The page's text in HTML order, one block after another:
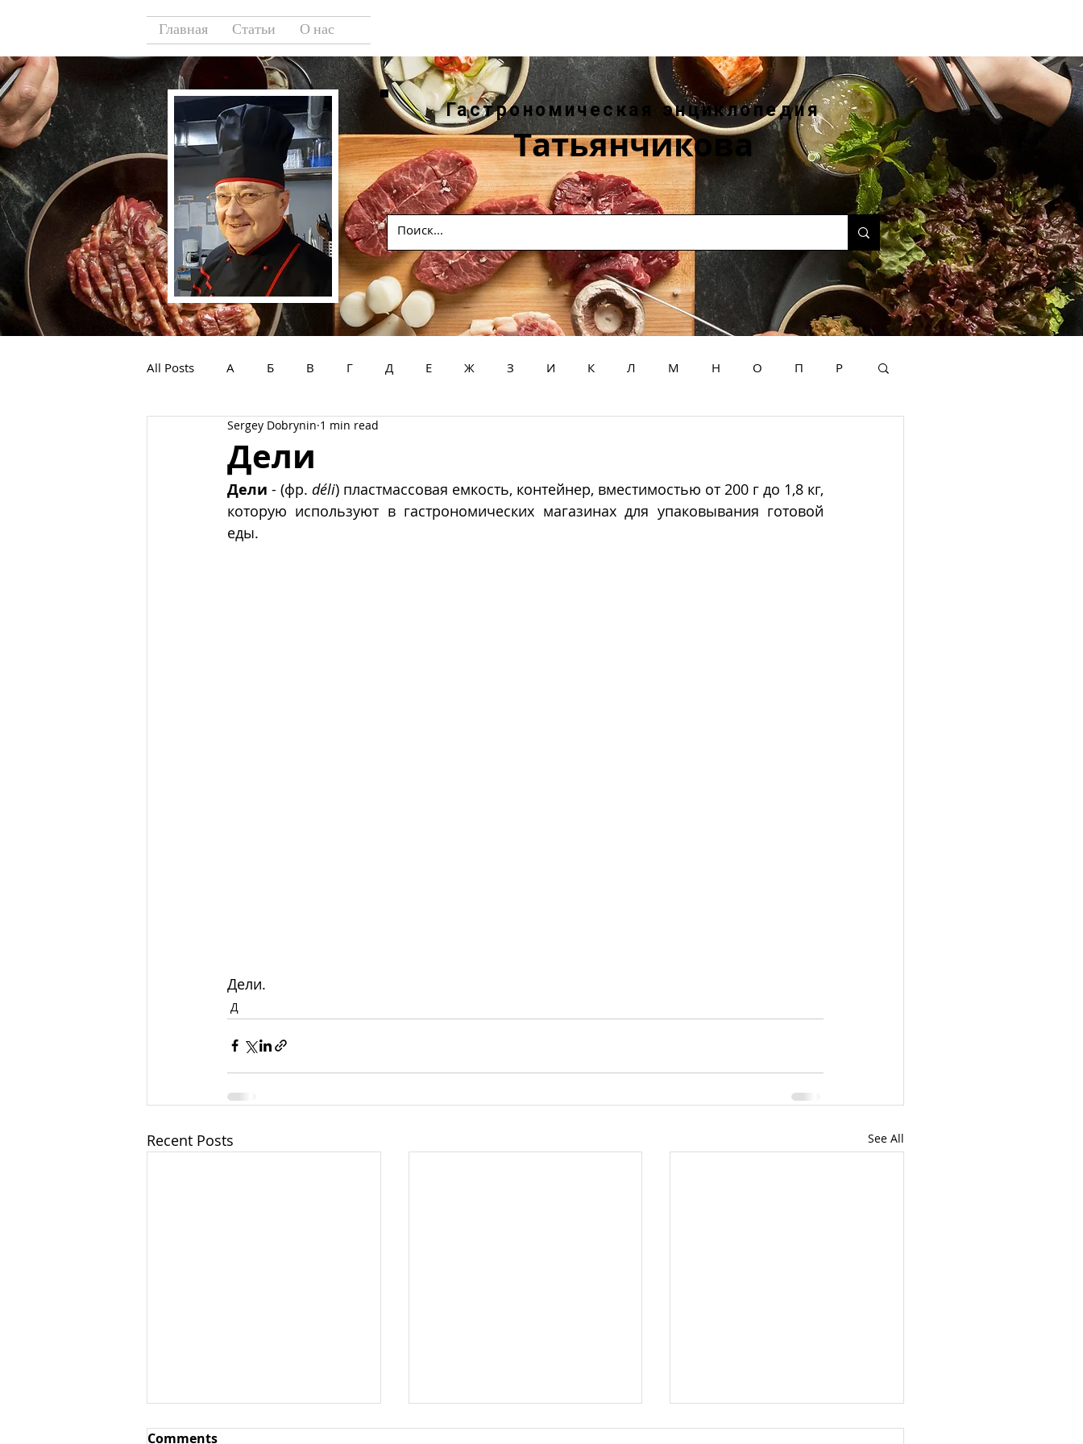
Главная Статьи О нас
Гастрономическая энциклопедия
Татьянчикова
All Posts А Б В Г Д Е Ж З И К Л М Н О П Р
У Ф Х
Дели
Sergey Dobrynin 1 min read
Дели - (фр. déli) пластмассовая емкость, контейнер, вместимостью от 200 г до 1,8 кг,
которую используют в гастрономических магазинах для упаковывания готовой
еды.
Дели.
Д
Recent Posts See All
Фуд-корт / ресторанный
Comments